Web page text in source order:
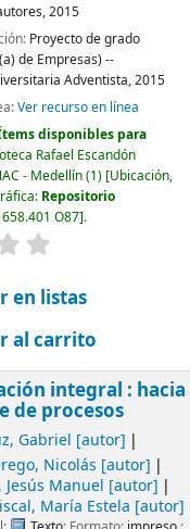
2015
Proyecto de grado
de Empresas) --
Adventista, 2015
Ver recurso en línea
disponibles para
Rafael Escandón
- Medellín(1) Ubicación,
Repositorio
O87 .
en listas
al carrito
integral : hacia
de procesos
Gabriel [autor]
Nicolás [autor]
Jesús Manuel [autor]
María Estela [autor]